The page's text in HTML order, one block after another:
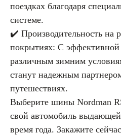
поездках благодаря
системе.
✔️ Производительность на
покрытиях: С эффективной
различным зимним
станут надежным
путешествиях.
Выберите шины Nordman
свой автомобиль
время года. Закажите